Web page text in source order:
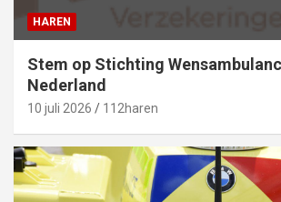
HAREN
Stem op Stichting
Nederland
10 juli 2026 112haren